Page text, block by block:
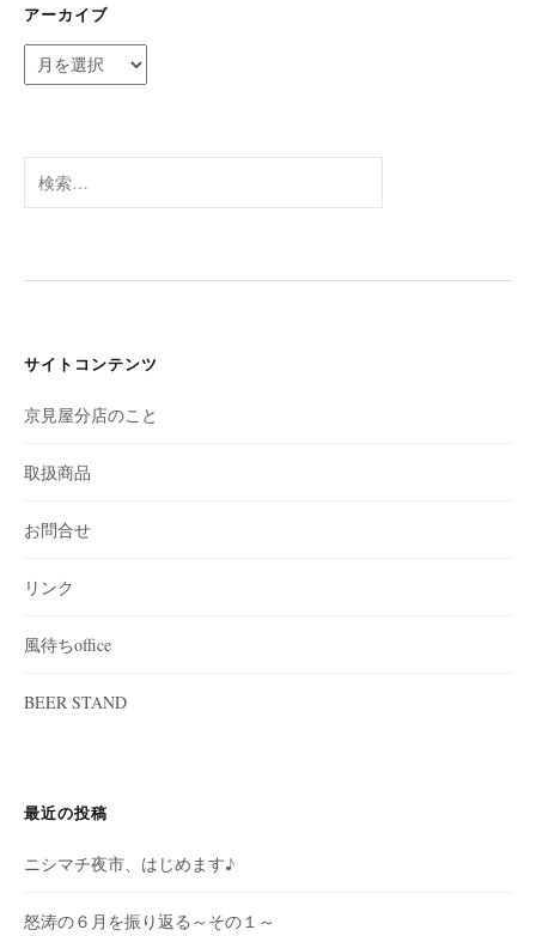
アーカイブ
ー
ブ
索:
サイトコンテンツ
京見屋分店のこと
取扱商品
お問合せ
リンク
風待ちoffice
BEER STAND
最近の投稿
ニシマチ夜市、はじめます♪
怒涛の６月を振り返る～その１～